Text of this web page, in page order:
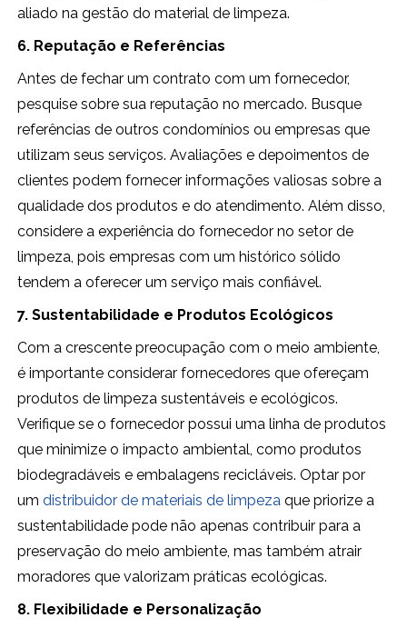
aliado na gestão do material de limpeza.
6. Reputação e Referências
Antes de fechar um contrato com um fornecedor,
pesquise sobre sua reputação no mercado. Busque
referências de outros condomínios ou empresas que
utilizam seus serviços. Avaliações e depoimentos de
clientes podem fornecer informações valiosas sobre a
qualidade dos produtos e do atendimento. Além disso,
considere a experiência do fornecedor no setor de
limpeza, pois empresas com um histórico sólido
tendem a oferecer um serviço mais confiável.
7. Sustentabilidade e Produtos Ecológicos
Com a crescente preocupação com o meio ambiente,
é importante considerar fornecedores que ofereçam
produtos de limpeza sustentáveis e ecológicos.
Verifique se o fornecedor possui uma linha de produtos
que minimize o impacto ambiental, como produtos
biodegradáveis e embalagens recicláveis. Optar por
umdistribuidor de materiais de limpeza que priorize a
sustentabilidade pode não apenas contribuir para a
preservação do meio ambiente, mas também atrair
moradores que valorizam práticas ecológicas.
8. Flexibilidade e Personalização